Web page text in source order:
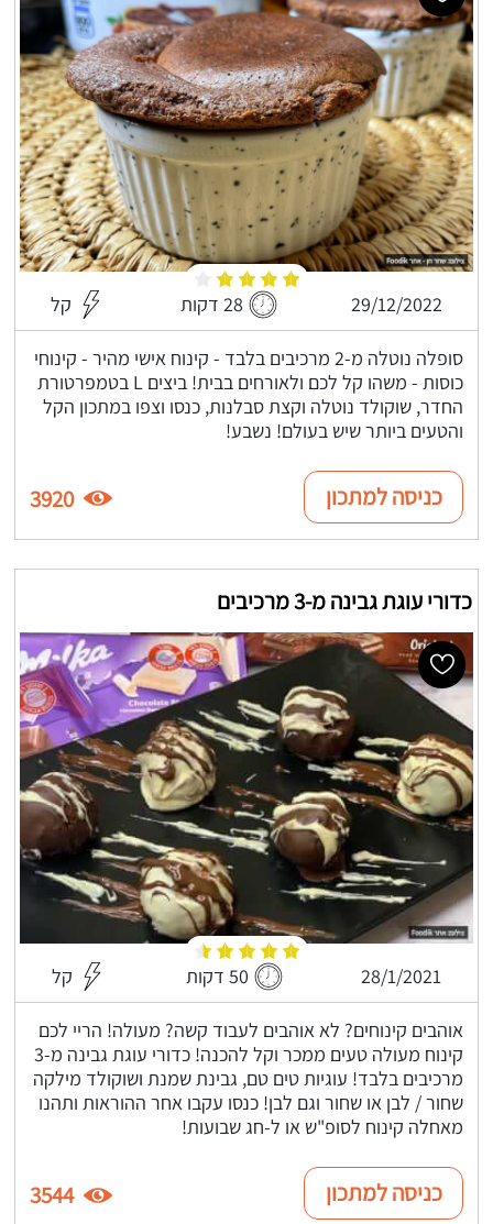
29/12/2022 28 דקות קל
סופלה נוטלה מ-2 מרכיבים בלבד - קינוח אישי מהיר - קינוחי
כוסות - משהו קל לכם ולאורחים בבית! ביצים L בטמפרטורת
החדר, שוקולד נוטלה וקצת סבלנות, כנסו וצפו במתכון הקל
והטעים ביותר שיש בעולם! נשבע!
כניסה למתכון 3920
כדורי עוגת גבינה מ-3 מרכיבים
28/1/2021 50 דקות קל
אוהבים קינוחים? לא אוהבים לעבוד קשה? מעולה! הריי לכם
קינוח מעולה טעים ממכר וקל להכנה! כדורי עוגת גבינה מ-3
מרכיבים בלבד! עוגיות טים טם, גבינת שמנת ושוקולד מילקה
שחור / לבן או שחור וגם לבן! כנסו עקבו אחר ההוראות ותהנו
מאחלה קינוח לסופ"ש או ל-חג שבועות!
כניסה למתכון 3544